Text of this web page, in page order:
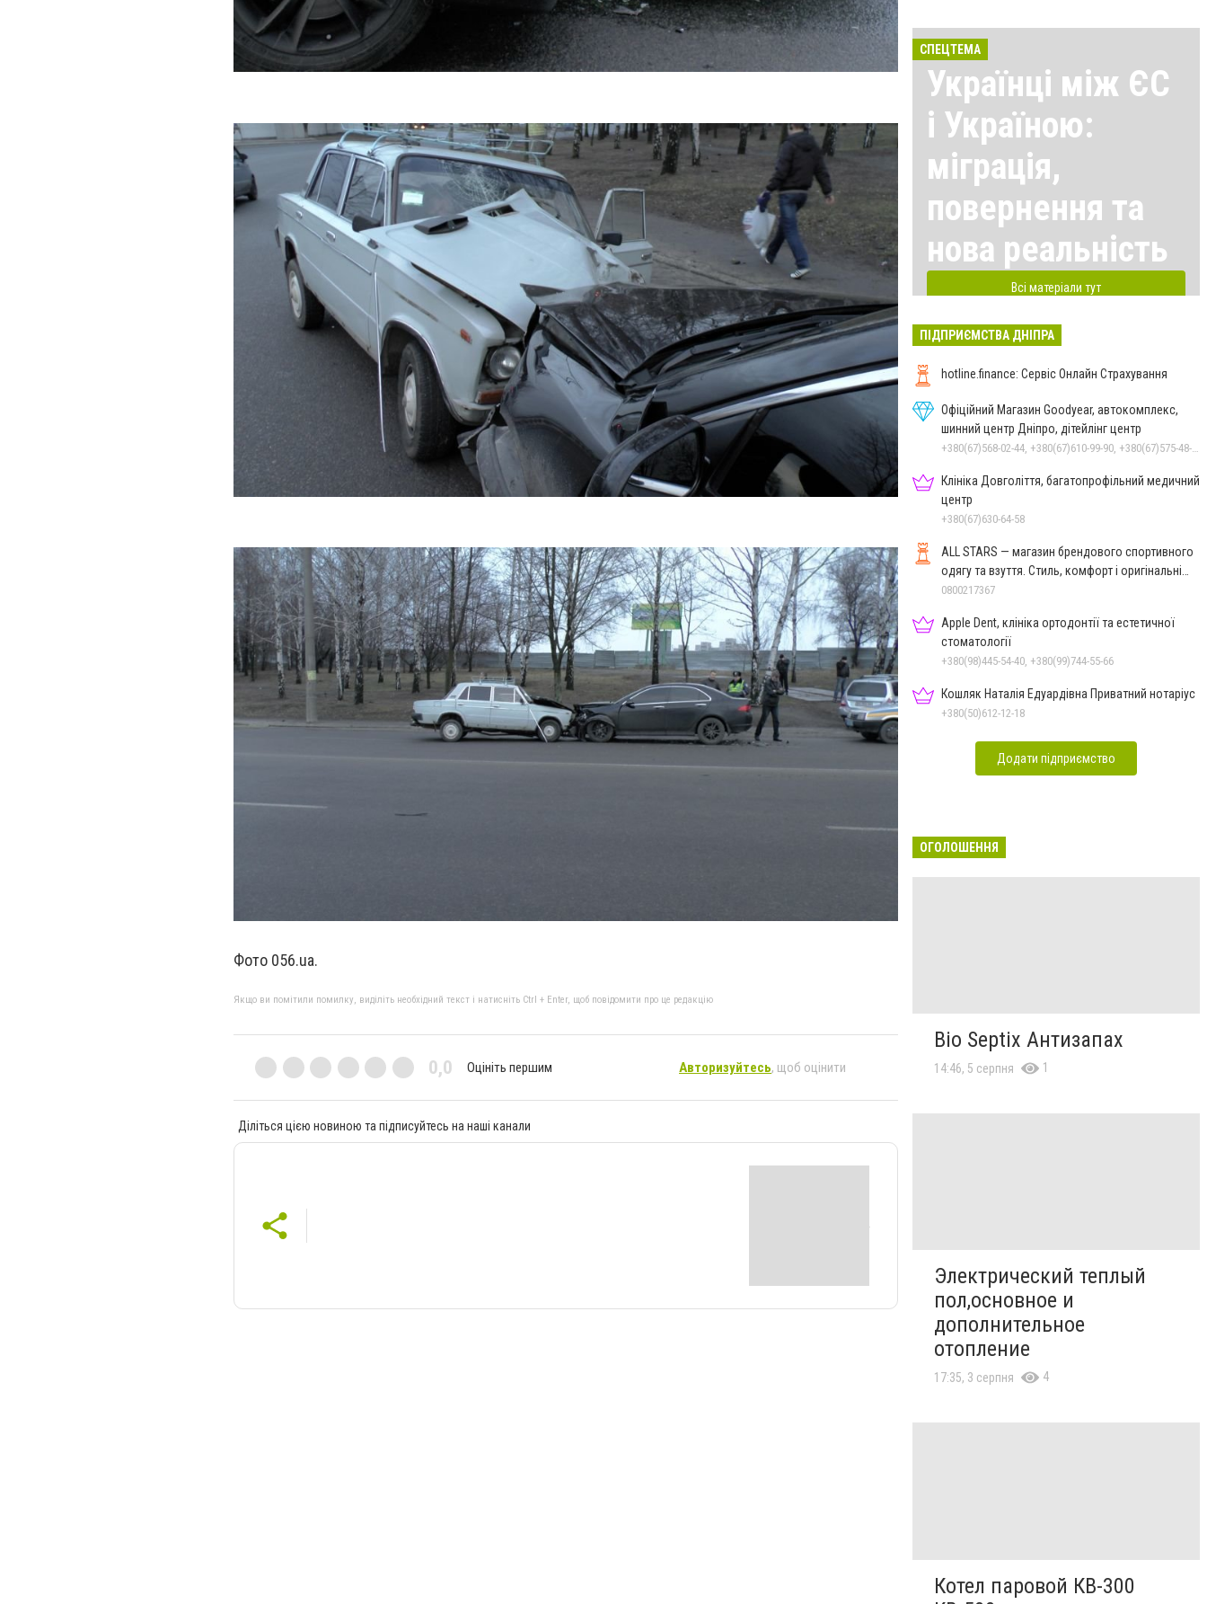
Фото 056.ua.
Якщо ви помітили помилку, виділіть необхідний текст і натисніть Ctrl + Enter, щоб повідомити про це редакцію
0,0 Оцініть першим Авторизуйтесь, щоб оцінити
Діліться цією новиною та підписуйтесь на наші канали
СПЕЦТЕМА
Українці між ЄС
і Україною:
міграція,
повернення та
нова реальність
Всі матеріали тут
ПІДПРИЄМСТВА ДНІПРА
hotline.finance: Сервіс Онлайн Страхування
Офіційний Магазин Goodyear, автокомплекс,
шинний центр Дніпро, дітейлінг центр
Клініка Довголіття, багатопрофільний медичний
центр
+380(67)630-64-58
ALL STARS — магазин брендового спортивного
одягу та взуття. Стиль, комфорт і оригінальні
моделі
0800217367
Apple Dent, клініка ортодонтії та естетичної
стоматології
+380(98)445-54-40, +380(99)744-55-66
Кошляк Наталія Едуардівна Приватний нотаріус
+380(50)612-12-18
Додати підприємство
ОГОЛОШЕННЯ
Bio Septix Антизапах
14:46, 5 серпня 1
Электрический теплый
пол,основное и
дополнительное
отопление
17:35, 3 серпня 4
Котел паровой КВ-300